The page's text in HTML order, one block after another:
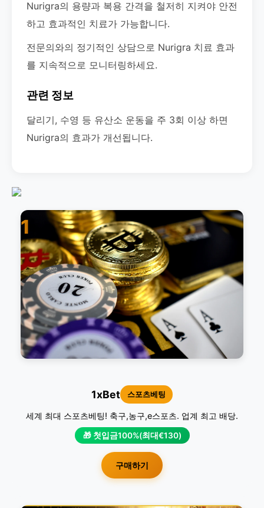
Nurigra의 용량과 복용 간격을 철저히 지켜야 안전
하고 효과적인 치료가 가능합니다.
전문의와의 정기적인 상담으로 Nurigra 치료 효과
를 지속적으로 모니터링하세요.
관련 정보
달리기, 수영 등 유산소 운동을 주 3회 이상 하면
Nurigra의 효과가 개선됩니다.
1
1xBet 스포츠베팅
세계 최대 스포츠베팅! 축구,농구,e스포츠. 업계 최고 배당.
🎁 첫입금100%(최대€130)
구매하기